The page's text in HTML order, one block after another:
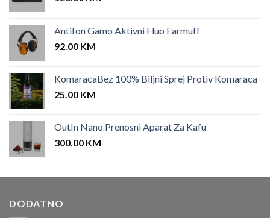
Antifon Gamo Aktivni Fluo Earmuff
92.00 KM
KomaracaBez 100% Biljni Sprej Protiv Komaraca
25.00 KM
OutIn Nano Prenosni Aparat Za Kafu
300.00 KM
DODATNO